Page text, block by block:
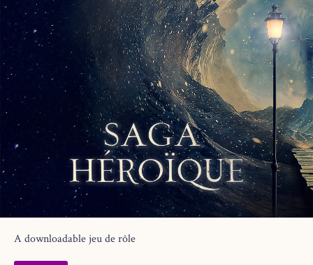
A downloadable jeu de rôle